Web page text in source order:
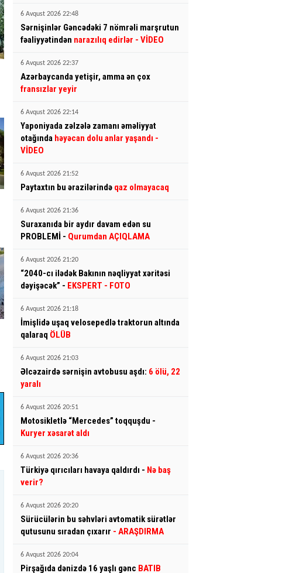
6 Avqust 2026 22:48
Sərnişinlər Gəncədəki 7 nömrəli marşrutun
fəaliyyətindən narazılıq edirlər - VİDEO
6 Avqust 2026 22:37
Azərbaycanda yetişir, amma ən çox
fransızlar yeyir
6 Avqust 2026 22:14
Yaponiyada zəlzələ zamanı əməliyyat
otağında həyəcan dolu anlar yaşandı -
VİDEO
6 Avqust 2026 21:52
Paytaxtın bu ərazilərində qaz olmayacaq
6 Avqust 2026 21:36
Suraxanıda bir aydır davam edən su
PROBLEMİ - Qurumdan AÇIQLAMA
6 Avqust 2026 21:20
“2040-cı ilədək Bakının nəqliyyat xəritəsi
dəyişəcək” - EKSPERT - FOTO
6 Avqust 2026 21:18
İmişlidə uşaq velosepedlə traktorun altında
qalaraq ÖLÜB
6 Avqust 2026 21:03
Əlcəzairdə sərnişin avtobusu aşdı: 6 ölü, 22
yaralı
6 Avqust 2026 20:51
Motosikletlə “Mercedes” toqquşdu -
Kuryer xəsarət aldı
6 Avqust 2026 20:36
Türkiyə qırıcıları havaya qaldırdı - Nə baş
verir?
6 Avqust 2026 20:20
Sürücülərin bu səhvləri avtomatik sürətlər
qutusunu sıradan çıxarır - ARAŞDIRMA
6 Avqust 2026 20:04
Pirşağıda dənizdə 16 yaşlı gənc BATIB